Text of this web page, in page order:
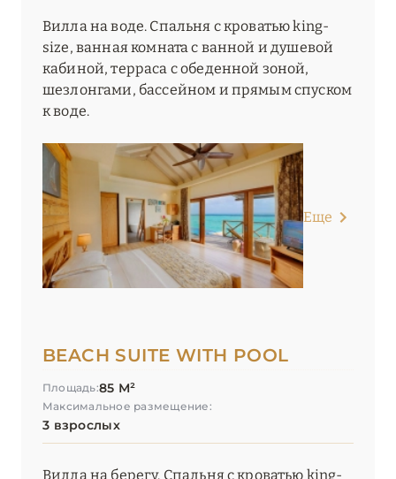
Вилла на воде. Спальня с кроватью king-
size, ванная комната с ванной и душевой
кабиной, терраса с обеденной зоной,
шезлонгами, бассейном и прямым спуском
к воде.
Еще
BEACH SUITE WITH POOL
Площадь:85 М²
Максимальное размещение:
3 взрослых
Вилла на берегу. Спальня с кроватью king-